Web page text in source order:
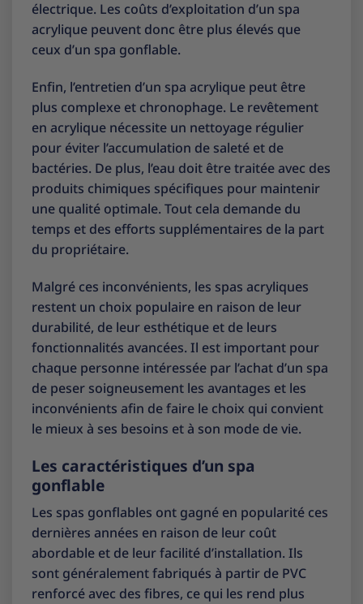
électrique. Les coûts d’exploitation d’un spa
acrylique peuvent donc être plus élevés que
ceux d’un spa gonflable.
Enfin, l’entretien d’un spa acrylique peut être
plus complexe et chronophage. Le revêtement
en acrylique nécessite un nettoyage régulier
pour éviter l’accumulation de saleté et de
bactéries. De plus, l’eau doit être traitée avec des
produits chimiques spécifiques pour maintenir
une qualité optimale. Tout cela demande du
temps et des efforts supplémentaires de la part
du propriétaire.
Malgré ces inconvénients, les spas acryliques
restent un choix populaire en raison de leur
durabilité, de leur esthétique et de leurs
fonctionnalités avancées. Il est important pour
chaque personne intéressée par l’achat d’un spa
de peser soigneusement les avantages et les
inconvénients afin de faire le choix qui convient
le mieux à ses besoins et à son mode de vie.
Les caractéristiques d’un spa
gonflable
Les spas gonflables ont gagné en popularité ces
dernières années en raison de leur coût
abordable et de leur facilité d’installation. Ils
sont généralement fabriqués à partir de PVC
renforcé avec des fibres, ce qui les rend plus